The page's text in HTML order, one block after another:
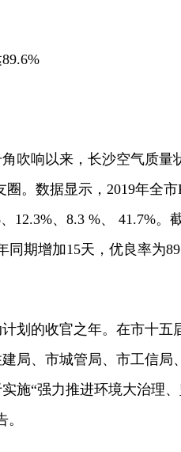
响以来，长沙空气质量
。数据显示，2019年全市
12.3%、8.3 %、 41.7%。
同期增加15天，优良率为
的收官之年。在市十五
局、市城管局、市工信局
施“强力推进环境大治理